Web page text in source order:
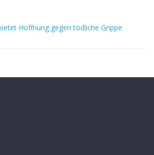
Hoffnung gegen tödliche Grippe